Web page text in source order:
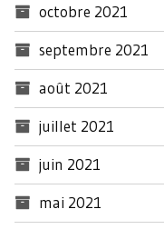
octobre 2021
septembre 2021
août 2021
juillet 2021
juin 2021
mai 2021